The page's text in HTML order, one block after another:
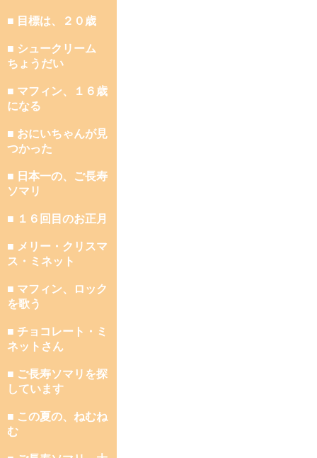
■ 目標は、２０歳
■ シュークリーム
ちょうだい
■ マフィン、１６歳
になる
■ おにいちゃんが見
つかった
■ 日本一の、ご長寿
ソマリ
■ １６回目のお正月
■ メリー・クリスマ
ス・ミネット
■ マフィン、ロック
を歌う
■ チョコレート・ミ
ネットさん
■ ご長寿ソマリを探
しています
■ この夏の、ねむね
む